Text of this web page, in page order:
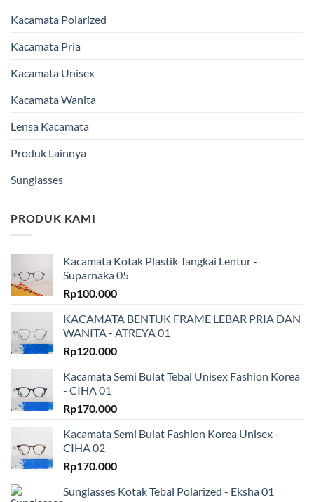
Kacamata Polarized
Kacamata Pria
Kacamata Unisex
Kacamata Wanita
Lensa Kacamata
Produk Lainnya
Sunglasses
PRODUK KAMI
Kacamata Kotak Plastik Tangkai Lentur -
Suparnaka 05
Rp100.000
KACAMATA BENTUK FRAME LEBAR PRIA DAN
WANITA - ATREYA 01
Rp120.000
Kacamata Semi Bulat Tebal Unisex Fashion Korea
- CIHA 01
Rp170.000
Kacamata Semi Bulat Fashion Korea Unisex -
CIHA 02
Rp170.000
Sunglasses Kotak Tebal Polarized - Eksha 01